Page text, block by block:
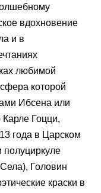
вдохновение
и в
любимой
которой
Ибсена или
Гоцци,
года в Царском
Головин
краски в